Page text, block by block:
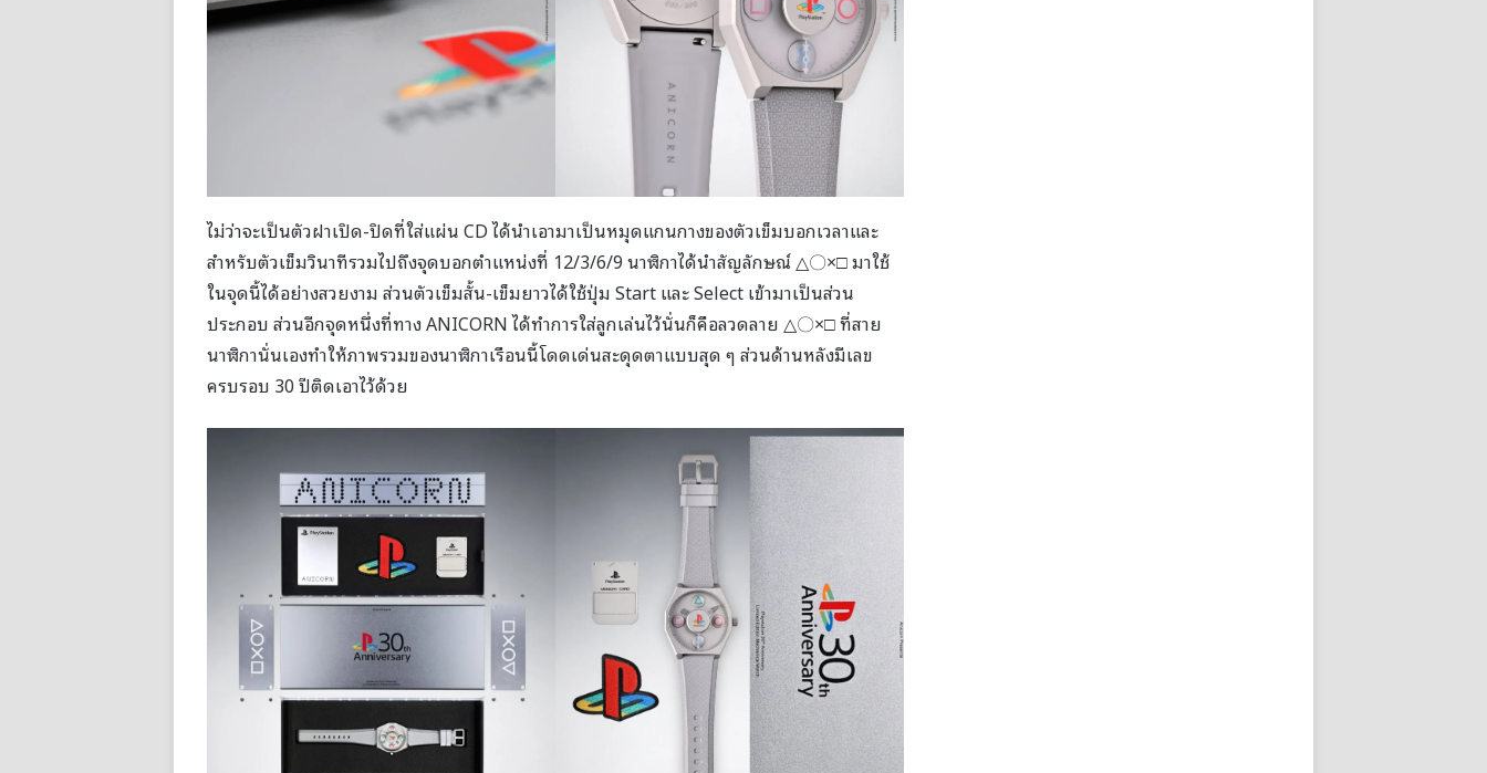
ไม่ว่าจะเป็นตัวฝาเปิด-ปิดที่ใส่แผ่น CD ได้นำเอามาเป็นหมุดแกนกางของตัวเข็มบอกเวลาและ
สำหรับตัวเข็มวินาทีรวมไปถึงจุดบอกตำแหน่งที่ 12/3/6/9 นาฬิกาได้นำสัญลักษณ์ △〇×□ มาใช้
ในจุดนี้ได้อย่างสวยงาม ส่วนตัวเข็มสั้น-เข็มยาวได้ใช้ปุ่ม Start และ Select เข้ามาเป็นส่วน
ประกอบ ส่วนอีกจุดหนึ่งที่ทาง ANICORN ได้ทำการใส่ลูกเล่นไว้นั่นก็คือลวดลาย △〇×□ ที่สาย
นาฬิกานั่นเองทำให้ภาพรวมของนาฬิกาเรือนนี้โดดเด่นสะดุดตาแบบสุด ๆ ส่วนด้านหลังมีเลข
ครบรอบ 30 ปีติดเอาไว้ด้วย